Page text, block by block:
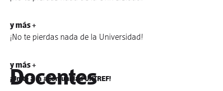
y más +
¡No te pierdas nada de la Universidad!
y más +
¡Unite a la #Comunidad UNTREF!
Docentes